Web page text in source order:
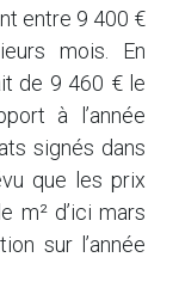
entre 9 400 €
mois. En
de 9 460 € le
à l’année
signés dans
que les prix
m² d’ici mars
sur l’année